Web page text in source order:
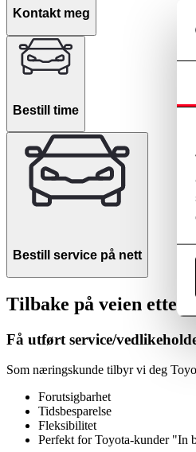
Kontakt meg
Bestill time
Bestill service på nett
Tilbake på veien etter
Få utført service/
Som næringskunde tilbyr vi deg
Forutsigbarhet
Tidsbesparelse
Fleksibilitet
Perfekt for Toyota-kunder "In